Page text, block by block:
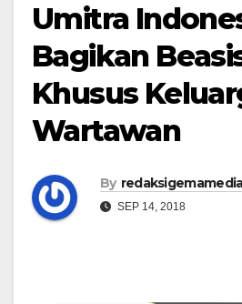
Umitra
Bagikan
Khusus
Wartawan
By
SEP 14, 2018